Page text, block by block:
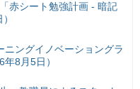
赤シート勉強計画 - 暗記
ングイノベーショングラ
8月5日）